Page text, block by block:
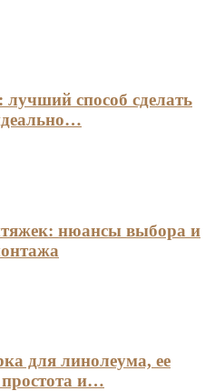
способ сделать
нюансы выбора и
для линолеума, ее
и…